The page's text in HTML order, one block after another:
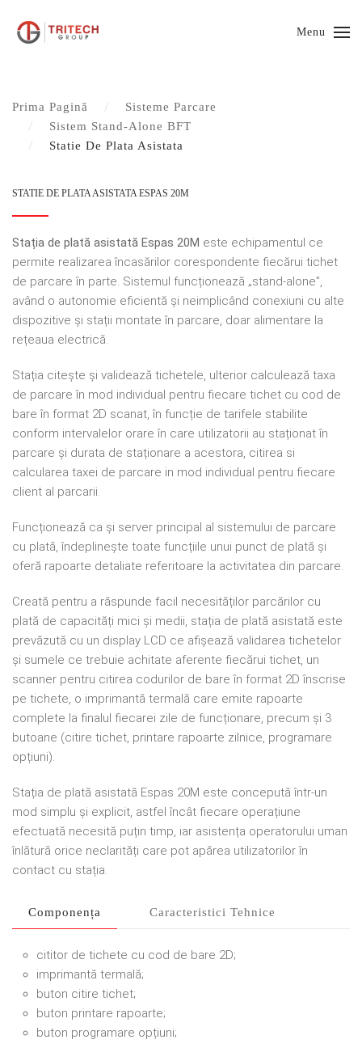
Menu
Prima Pagină
Sisteme Parcare
Sistem Stand-Alone BFT
Statie De Plata Asistata
STATIE DE PLATA ASISTATA ESPAS 20M
Stația de plată asistată Espas 20M este echipamentul ce
permite realizarea încasărilor corespondente fiecărui tichet
de parcare în parte. Sistemul funcționează „stand-alone”,
având o autonomie eficientă și neimplicând conexiuni cu alte
dispozitive și stații montate în parcare, doar alimentare la
rețeaua electrică.
Stația citește și validează tichetele, ulterior calculează taxa
de parcare în mod individual pentru fiecare tichet cu cod de
bare în format 2D scanat, în funcție de tarifele stabilite
conform intervalelor orare în care utilizatorii au staționat în
parcare și durata de staționare a acestora, citirea si
calcularea taxei de parcare in mod individual pentru fiecare
client al parcarii.
Funcționează ca și server principal al sistemului de parcare
cu plată, îndeplinește toate funcțiile unui punct de plată și
oferă rapoarte detaliate referitoare la activitatea din parcare.
Creată pentru a răspunde facil necesităților parcărilor cu
plată de capacități mici și medii, stația de plată asistată este
prevăzută cu un display LCD ce afișează validarea tichetelor
și sumele ce trebuie achitate aferente fiecărui tichet, un
scanner pentru citirea codurilor de bare în format 2D înscrise
pe tichete, o imprimantă termală care emite rapoarte
complete la finalul fiecarei zile de funcționare, precum și 3
butoane (citire tichet, printare rapoarte zilnice, programare
opțiuni).
Stația de plată asistată Espas 20M este concepută într-un
mod simplu și explicit, astfel încât fiecare operațiune
efectuată necesită puțin timp, iar asistența operatorului uman
înlătură orice neclarități care pot apărea utilizatorilor în
contact cu stația.
Componența Caracteristici Tehnice
cititor de tichete cu cod de bare 2D;
imprimantă termală;
buton citire tichet;
buton printare rapoarte;
buton programare opțiuni;